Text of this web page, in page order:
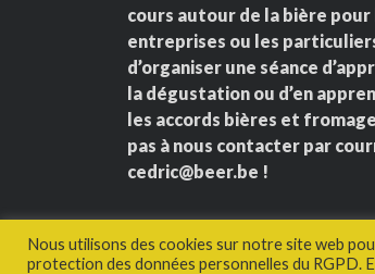
cours autour de la bière pour
entreprises ou les
d’organiser une séance
la dégustation ou d’en
les accords bières et
pas à nous contacter par
cedric@beer.be !
Nous utilisons des cookies sur notre site web
protection des données personnelles du RGPD.